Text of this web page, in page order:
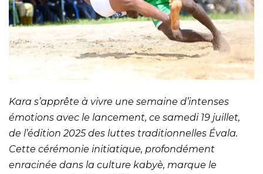
Kara s’apprête à vivre une semaine d’intenses
émotions avec le lancement, ce samedi 19 juillet,
de l’édition 2025 des luttes traditionnelles Évala.
Cette cérémonie initiatique, profondément
enracinée dans la culture kabyè, marque le